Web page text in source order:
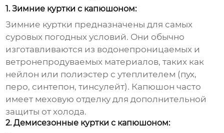
1. Зимние куртки с капюшоном:
Зимние куртки предназначены для самых
суровых погодных условий. Они обычно
изготавливаются из водонепроницаемых и
ветронепродуваемых материалов, таких как
нейлон или полиэстер с утеплителем (пух,
перо, синтепон, тинсулейт). Капюшон часто
имеет меховую отделку для дополнительной
защиты от холода.
2. Демисезонные куртки с капюшоном: